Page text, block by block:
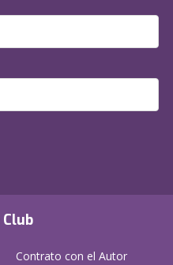
Contrato con el Autor